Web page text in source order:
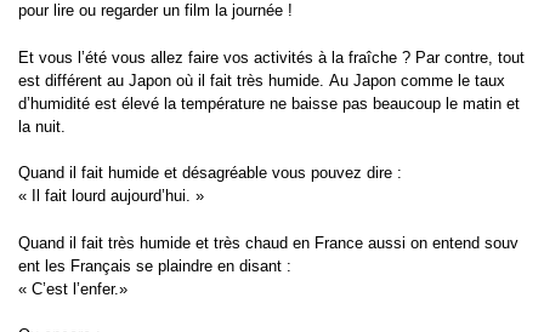
pour lire ou regarder un film la journée !
Et vous l’été vous allez faire vos activités à la fraîche ? Par contre, tout
est différent au Japon où il fait très humide. Au Japon comme le taux
d’humidité est élevé la température ne baisse pas beaucoup le matin et
la nuit.
Quand il fait humide et désagréable vous pouvez dire :
« Il fait lourd aujourd’hui. »
Quand il fait très humide et très chaud en France aussi on entend souv
ent les Français se plaindre en disant :
« C’est l’enfer.»